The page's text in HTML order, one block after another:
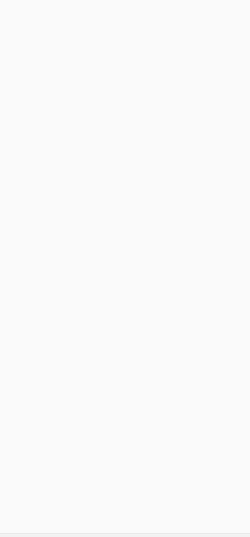
напряжение постоянного тока, В